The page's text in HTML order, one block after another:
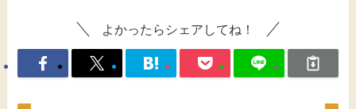
よかったらシェアしてね！